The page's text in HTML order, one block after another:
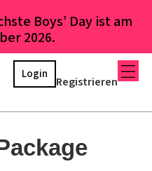
Boys’ Day ist am
2026.
Registrieren
Login